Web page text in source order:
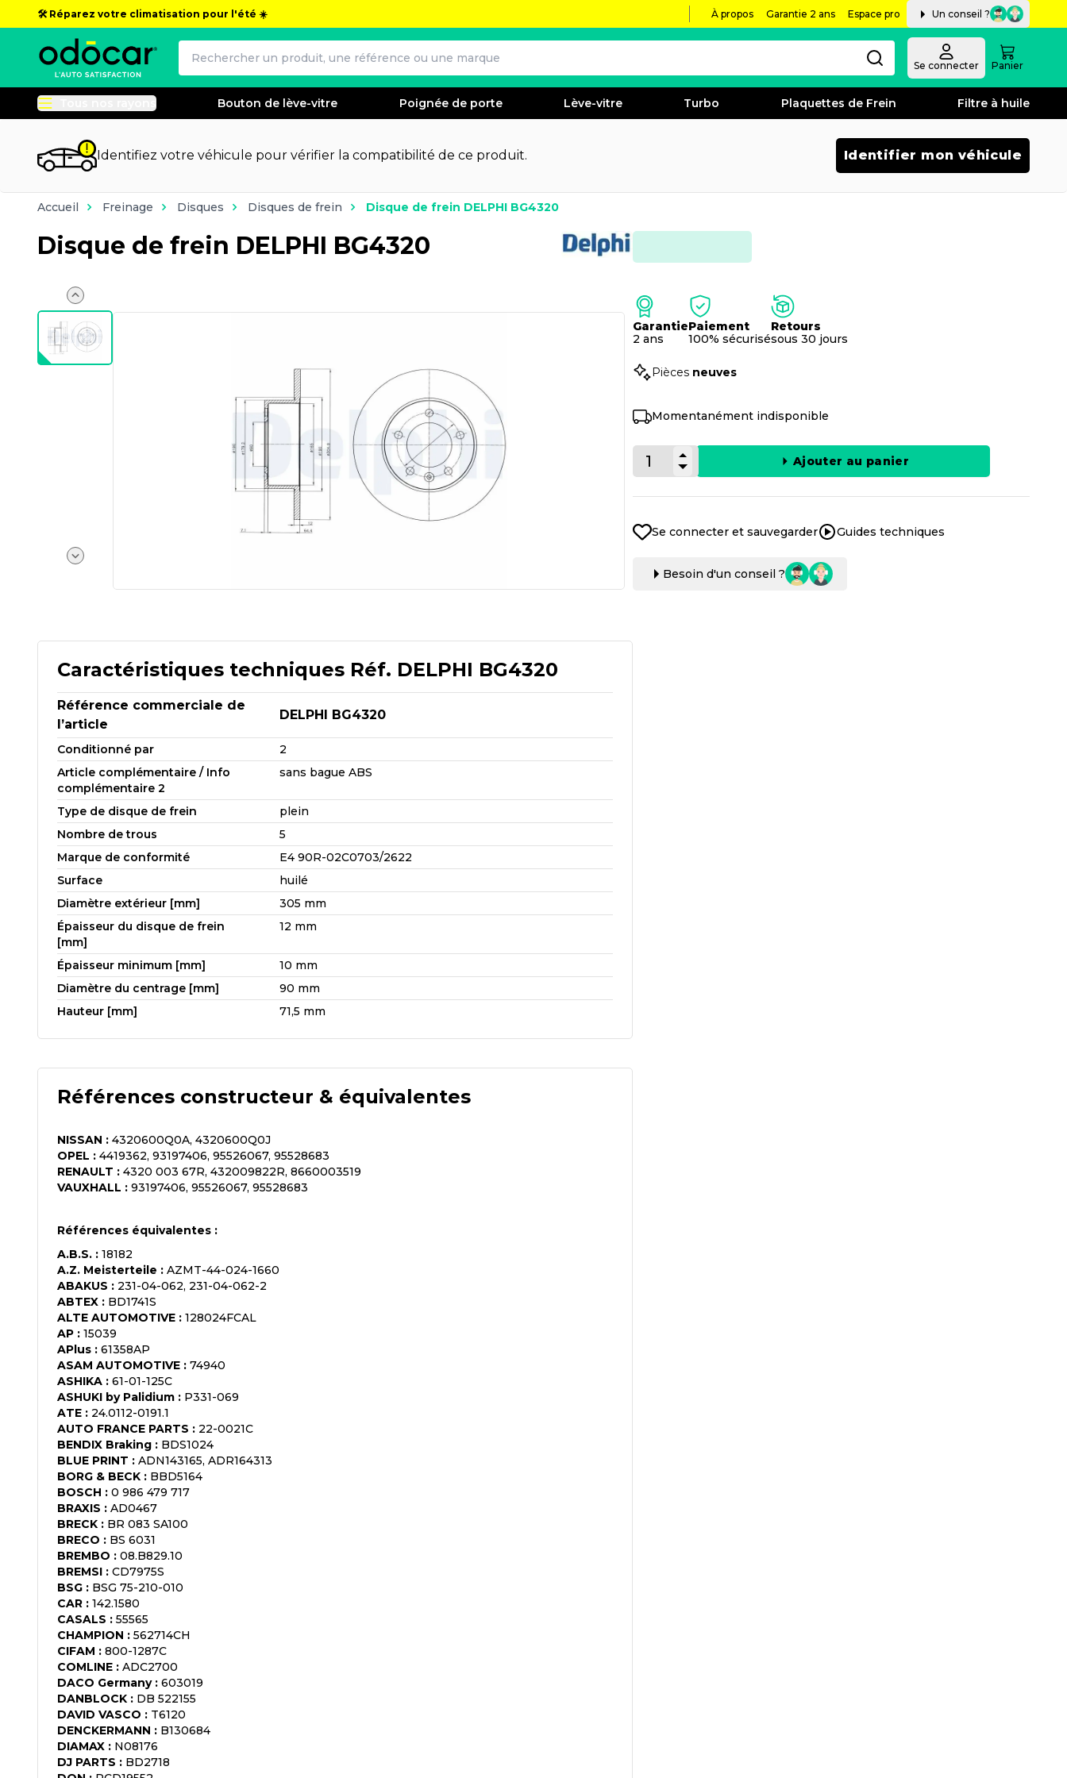
🛠️ Réparez votre climatisation pour l'été ☀️ À propos Garantie 2 ans Espace pro Un conseil ?
Se connecter Panier
Tous nos rayons Bouton de lève-vitre Poignée de porte Lève-vitre Turbo Plaquettes de Frein Filtre à huile
Identifiez votre véhicule pour vérifier la compatibilité de ce produit. Identifier mon véhicule
Accueil Freinage Disques Disques de frein Disque de frein DELPHI BG4320
Disque de frein DELPHI BG4320
Caractéristiques techniques Réf. DELPHI BG4320
Référence commerciale de
l’article
DELPHI BG4320
Conditionné par
2
Article complémentaire / Info
complémentaire 2
sans bague ABS
Type de disque de frein
plein
Nombre de trous
5
Marque de conformité
E4 90R-02C0703/2622
Surface
huilé
Diamètre extérieur [mm]
305 mm
Épaisseur du disque de frein
[mm]
12 mm
Épaisseur minimum [mm]
10 mm
Diamètre du centrage [mm]
90 mm
Hauteur [mm]
71,5 mm
Références constructeur & équivalentes
NISSAN : 4320600Q0A, 4320600Q0J
OPEL : 4419362, 93197406, 95526067, 95528683
RENAULT : 4320 003 67R, 432009822R, 8660003519
VAUXHALL : 93197406, 95526067, 95528683
Références équivalentes :
A.B.S. : 18182
A.Z. Meisterteile : AZMT-44-024-1660
ABAKUS : 231-04-062, 231-04-062-2
ABTEX : BD1741S
ALTE AUTOMOTIVE : 128024FCAL
AP : 15039
APlus : 61358AP
ASAM AUTOMOTIVE : 74940
ASHIKA : 61-01-125C
ASHUKI by Palidium : P331-069
ATE : 24.0112-0191.1
AUTO FRANCE PARTS : 22-0021C
BENDIX Braking : BDS1024
BLUE PRINT : ADN143165, ADR164313
BORG & BECK : BBD5164
BOSCH : 0 986 479 717
BRAXIS : AD0467
BRECK : BR 083 SA100
BRECO : BS 6031
BREMBO : 08.B829.10
BREMSI : CD7975S
BSG : BSG 75-210-010
CAR : 142.1580
CASALS : 55565
CHAMPION : 562714CH
CIFAM : 800-1287C
COMLINE : ADC2700
DACO Germany: 603019
DANBLOCK : DB 522155
DAVID VASCO : T6120
DENCKERMANN : B130684
DIAMAX : N08176
DJ PARTS : BD2718
Garantie
2 ans
Paiement
100% sécurisé
Retours
sous 30 jours
Pièces neuves
Momentanément indisponible
Ajouter au panier
Se connecter et sauvegarder Guides techniques
Besoin d'un conseil ?